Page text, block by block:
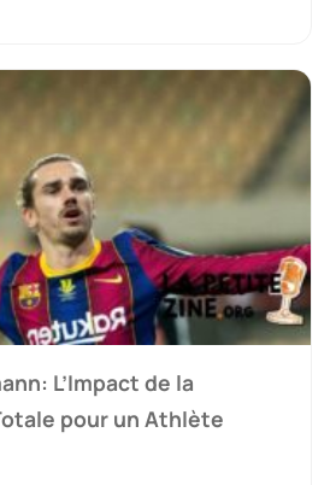
L’Impact de la
pour un Athlète